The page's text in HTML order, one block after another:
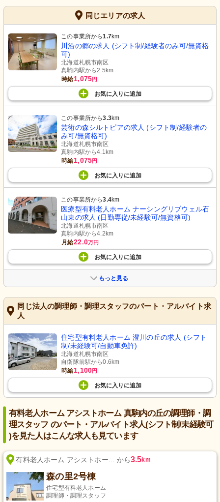
同じエリアの求人
この事業所から1.7km
川沿の郷の求人 (シフト制/経験者のみ可/無資格
可)
北海道札幌市南区
真駒内駅から2.5km
時給1,075円
お気に入り に追加
この事業所から3.3km
芸術の森シルトピアの求人 (シフト制/経験者の
み可/無資格可)
北海道札幌市南区
真駒内駅から4.1km
時給1,075円
お気に入り に追加
この事業所から3.4km
医療型有料老人ホーム ナーシングリブウェル石
山東の求人 (日勤専従/未経験可/無資格可)
北海道札幌市南区
真駒内駅から4.2km
月給22.0万円
お気に入り に追加
もっと見る
同じ法人の調理師・調理スタッフのパート・アルバイト求
人
住宅型有料老人ホーム 澄川の丘の求人 (シフト
制/未経験可/自動車免許)
北海道札幌市南区
自衛隊前駅から0.6km
時給1,100円
お気に入り に追加
有料老人ホーム アシストホーム 真駒内の丘の調理師・調
理スタッフ のパート・アルバイト求人(シフト制/未経験可
)を見た人はこんな求人も見ています
有料老人ホーム アシストホー... から3.5km
森の里2号棟
住宅型有料老人ホーム
調理師・調理スタッフ